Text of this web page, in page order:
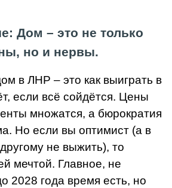
Дом – это не только
но и нервы.
в ЛНР – это как выиграть в
если всё сойдётся. Цены
множатся, а бюрократия
Но если вы оптимист (а в
не выжить), то
мечтой. Главное, не
2028 года время есть, но